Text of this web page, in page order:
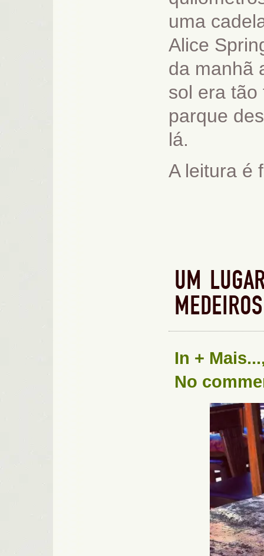
uma
Alice
da manhã
sol era tão
parque
lá.
A leitura é
UM
MEDEIROS
In + Mais...
No